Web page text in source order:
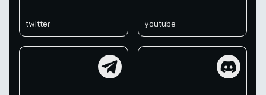
twitter youtube